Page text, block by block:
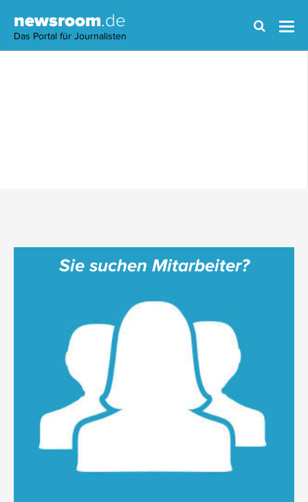
newsroom.de
Das Portal für Journalisten
Sie suchen Mitarbeiter?